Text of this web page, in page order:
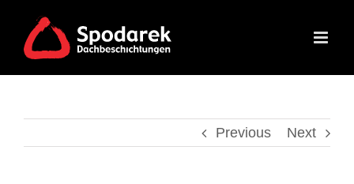
content
Previous Next